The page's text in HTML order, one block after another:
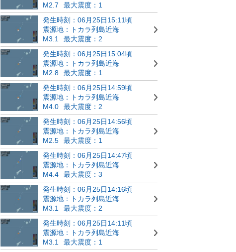
M2.7
最大震度：1
発生時刻：06月25日15:11頃
震源地：トカラ列島近海
M3.1
最大震度：2
発生時刻：06月25日15:04頃
震源地：トカラ列島近海
M2.8
最大震度：1
発生時刻：06月25日14:59頃
震源地：トカラ列島近海
M4.0
最大震度：2
発生時刻：06月25日14:56頃
震源地：トカラ列島近海
M2.5
最大震度：1
発生時刻：06月25日14:47頃
震源地：トカラ列島近海
M4.4
最大震度：3
発生時刻：06月25日14:16頃
震源地：トカラ列島近海
M3.1
最大震度：2
発生時刻：06月25日14:11頃
震源地：トカラ列島近海
M3.1
最大震度：1